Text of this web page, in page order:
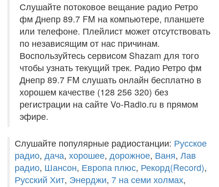
Слушайте потоковое вещание радио Ретро
фм Днепр 89.7 FM на компьютере, планшете
или телефоне. Плейлист может отсутствовать
по независящим от нас причинам.
Воспользуйтесь сервисом Shazam для того
чтобы узнать текущий трек. Радио Ретро фм
Днепр 89.7 FM слушать онлайн бесплатно в
хорошем качестве (128 256 320) без
регистрации на сайте Vo-Radio.ru в прямом
эфире.
Слушайте популярные радиостанции: Русское
радио, дача, хорошее, дорожное, Ваня, Лав
радио, Шансон, Европа плюс, Рекорд(Record),
Русский Хит, Энерджи, 7 на семи холмах,